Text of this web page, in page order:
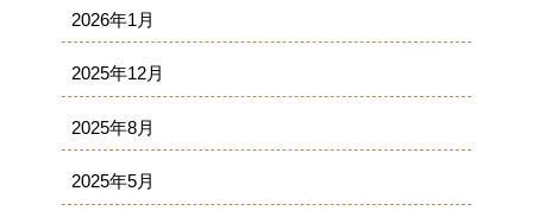
2026年1月
2025年12月
2025年8月
2025年5月